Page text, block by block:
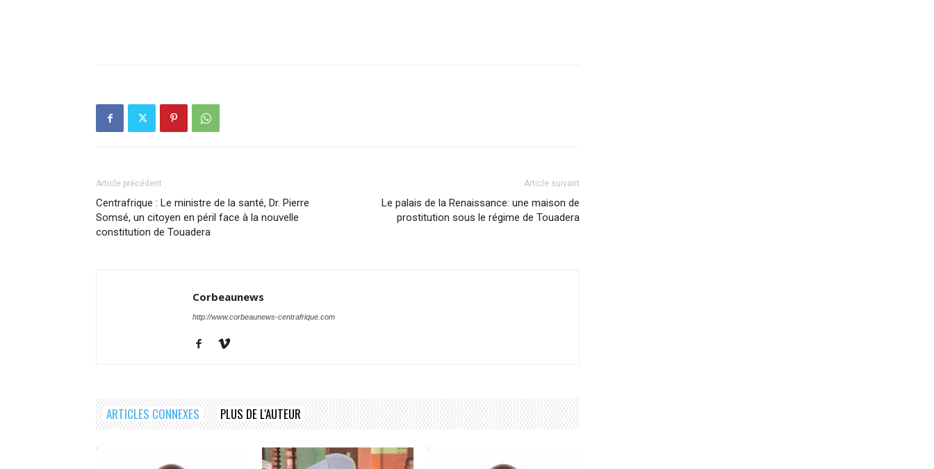
Article précédent
Centrafrique : Le ministre de la santé, Dr. Pierre
Somsé, un citoyen en péril face à la nouvelle
constitution de Touadera
Article suivant
Le palais de la Renaissance: une maison de
prostitution sous le régime de Touadera
Corbeaunews
http://www.corbeaunews-centrafrique.com
ARTICLES CONNEXES PLUS DE L'AUTEUR